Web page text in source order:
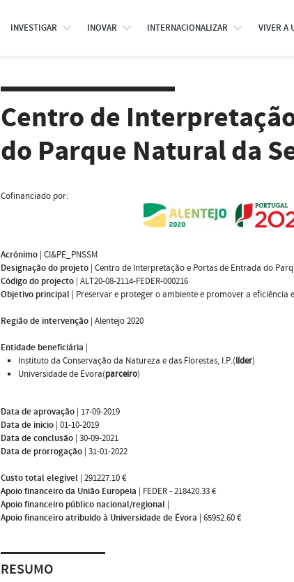
INVESTIGAR INOVAR INTERNACIONALIZAR VIVER A
Centro de
do Parque Natural da
Cofinanciado por:
Acrónimo | CI&PE_PNSSM
Designação do projeto | Centro de Interpretação e Portas de Entrada do
Código do projecto | ALT20-08-2114-FEDER-000216
Objetivo principal | Preservar e proteger o ambiente e promover a eficiência
Região de intervenção | Alentejo 2020
Entidade beneficiária |
Instituto da Conservação da Natureza e das Florestas, I.P.(líder)
Universidade de Évora(parceiro)
Data de aprovação | 17-09-2019
Data de inicio | 01-10-2019
Data de conclusão | 30-09-2021
Data de prorrogação | 31-01-2022
Custo total elegível | 291227.10 €
Apoio financeiro da União Europeia | FEDER - 218420.33 €
Apoio financeiro público nacional/regional |
Apoio financeiro atribuído à Universidade de Évora | 65952.60 €
RESUMO